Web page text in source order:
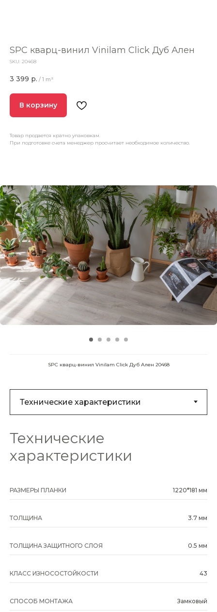
SPC кварц-винил Vinilam Click Дуб Ален
SKU: 20468
3 399 р. / 1 m²
В корзину
Товар продается кратно упаковкам.
При подготовке счета менеджер просчитает необходимое количество.
SPC кварц-винил Vinilam Click Дуб Ален 20468
Технические
характеристики
РАЗМЕРЫ ПЛАНКИ 1220*181 мм
ТОЛЩИНА 3.7 мм
ТОЛЩИНА ЗАЩИТНОГО СЛОЯ 0.5 мм
КЛАСС ИЗНОСОСТОЙКОСТИ 43
СПОСОБ МОНТАЖА Замковый